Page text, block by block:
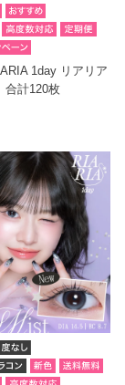
1day リアリア
合計120枚